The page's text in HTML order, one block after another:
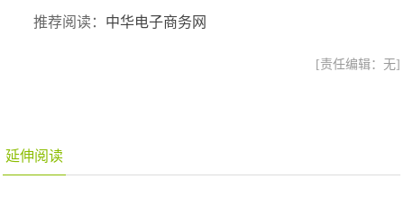
推荐阅读： 中华电子商务网
[责任编辑：无]
延伸阅读